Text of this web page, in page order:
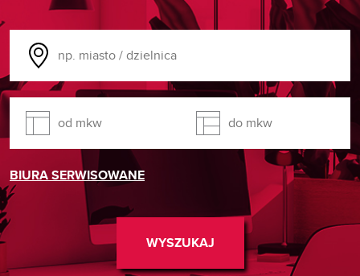
BIURA SERWISOWANE
WYSZUKAJ